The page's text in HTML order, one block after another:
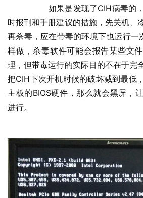
时报刊和手册建议的措施，先关机、
再杀毒，应在带毒的环境下也运行一
样做，杀毒软件可能会报告某些文
理，但带毒运行的实际目的不在于完
把CIH下次开机时候的破坏减到最低
主板的BIOS硬件，那么就会黑屏，
进行。